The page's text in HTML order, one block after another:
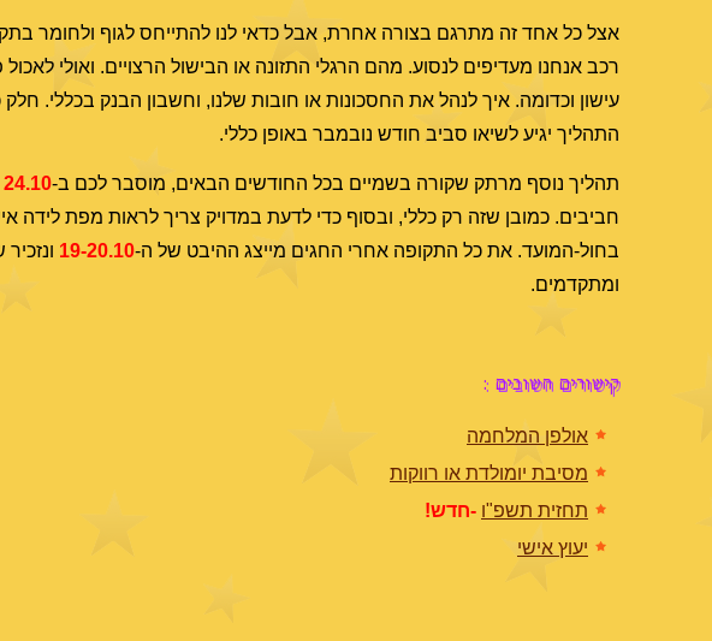
אצל כל אחד זה מתרגם בצורה אחרת, אבל כדאי לנו להתייחס לגוף ולחומר
רכב אנחנו מעדיפים לנסוע. מהם הרגלי התזונה או הבישול הרצויים. ואולי
עישון וכדומה. איך לנהל את החסכונות או חובות שלנו, וחשבון הבנק בכללי.
התהליך יגיע לשיאו סביב חודש נובמבר באופן כללי.
תהליך נוסף מרתק שקורה בשמיים בכל החודשים הבאים, מוסבר לכם ב-24.10
חביבים. כמובן שזה רק כללי, ובסוף כדי לדעת במדויק צריך לראות מפת לידה
בחול-המועד. את כל התקופה אחרי החגים מייצג ההיבט של ה-19-20.10
ומתקדמים.
קישורים חשובים :
אולפן המלחמה
מסיבת יומולדת או רווקות
תחזית תשפ"ו -חדש!
יעוץ אישי